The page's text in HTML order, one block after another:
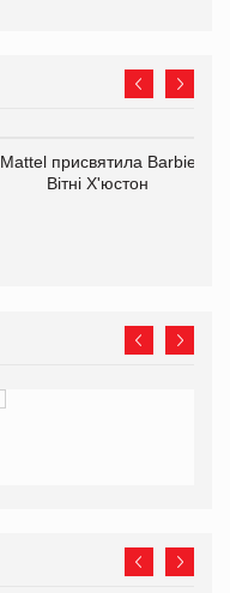
Mattel присвятила Barbie
Вітні Х'юстон